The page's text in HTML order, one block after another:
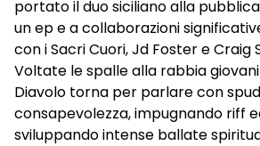
portato il duo siciliano alla
un ep e a collaborazioni
con i Sacri Cuori, Jd Foster e Craig
Voltate le spalle alla rabbia
Diavolo torna per parlare con
consapevolezza, impugnando riff
sviluppando intense ballate